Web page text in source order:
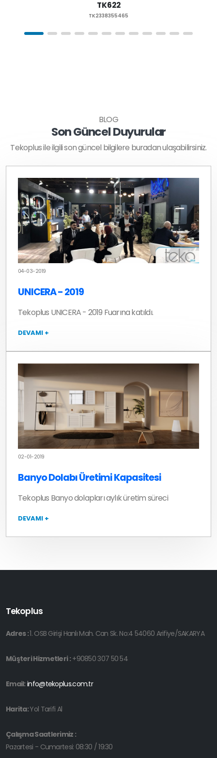
TK622
TK2338355465
BLOG
Son Güncel Duyurular
Tekoplus ile ilgili son güncel bilgilere buradan ulaşabilirsiniz.
04-03-2019
UNICERA - 2019
Tekoplus UNICERA - 2019 Fuarına katıldı.
DEVAMI +
02-01-2019
Banyo Dolabı Üretimi Kapasitesi
Tekoplus Banyo dolapları aylık üretim süreci
DEVAMI +
Tekoplus
Adres :1. OSB Girişi Hanlı Mah. Can Sk. No:4 54060 Arifiye/SAKARYA
Müşteri Hizmetleri : +90850 307 50 54
Email: info@tekoplus.com.tr
Harita:Yol Tarifi Al
Çalışma Saatlerimiz :
Pazartesi - Cumartesi: 08:30 / 19:30